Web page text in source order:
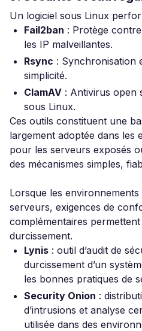
Un logiciel sous Linux
Fail2ban : Protège
les IP malveillantes.
Rsync : Synchronisation
simplicité.
ClamAV : Antivirus open
sous Linux.
Ces outils constituent une
largement adoptée dans les
pour les serveurs exposés
des mécanismes simples,
Lorsque les
serveurs, exigences de
complémentaires permettent
durcissement.
Lynis : outil d’audit de
durcissement d’un
les bonnes pratiques de
Security Onion :
d’intrusions et analyse
utilisée dans des